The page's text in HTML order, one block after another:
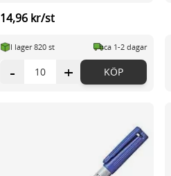
14,96 kr/st
I lager 820 st ca 1-2 dagar
- + KÖP